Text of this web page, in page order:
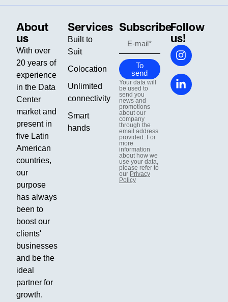
About
us
With over
20 years of
experience
in the Data
Center
market and
present in
five Latin
American
countries,
our
purpose
has always
been to
boost our
clients'
businesses
and be the
ideal
partner for
growth.
Services
Built to
Suit
Colocation
Unlimited
connectivity
Smart
hands
Subscribe
To
send
Your data will
be used to
send you
news and
promotions
about our
company
through the
email address
provided. For
more
information
about how we
use your data,
please refer to
our Privacy
Policy
Follow
us!